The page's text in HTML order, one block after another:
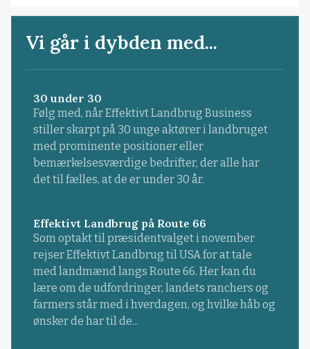
Vi går i dybden med...
30 under 30
Følg med, når Effektivt Landbrug Business
stiller skarpt på 30 unge aktører i landbruget
med prominente positioner eller
bemærkelsesværdige bedrifter, der alle har
det til fælles, at de er under 30 år.
Effektivt Landbrug på Route 66
Som optakt til præsidentvalget i november
rejser Effektivt Landbrug til USA for at tale
med landmænd langs Route 66. Her kan du
lære om de udfordringer, landets ranchers og
farmers står med i hverdagen, og hvilke håb og
ønsker de har til de...